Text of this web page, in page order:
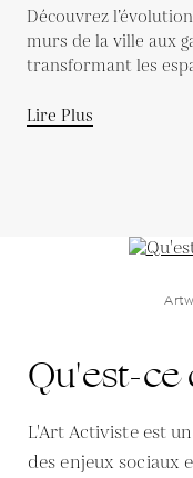
de la rue
Découvrez
murs de la ville aux
transformant les
Lire Plus
Qu'est-ce
L'Art Activiste est
des enjeux sociaux